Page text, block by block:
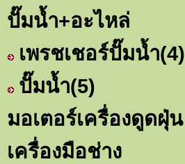
ปั๊มน้ำ+อะไหล่
เพรชเชอร์ปั๊มน้ำ(4)
ปั๊มน้ำ(5)
มอเตอร์เครื่องดูดฝุ่น
เครื่องมือช่าง